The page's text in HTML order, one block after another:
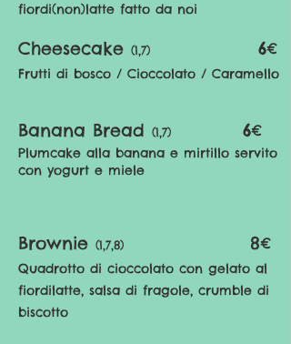
fiordi(non)latte fatto da noi
Cheesecake (1,7) 6€
Frutti di bosco / Cioccolato / Caramello
Banana Bread (1,7) 6€
Plumcake alla banana e mirtillo servito
con yogurt e miele
Brownie (1,7,8) 8€
Quadrotto di cioccolato con gelato al
fiordilatte, salsa di fragole, crumble di
biscotto